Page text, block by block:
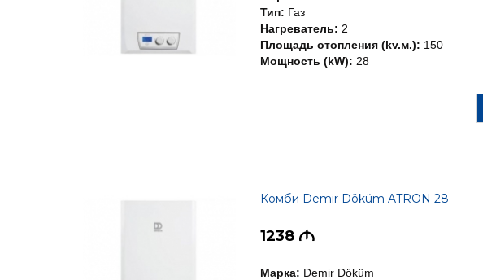
Тип: Газ
Нагреватель: 2
Площадь отопления (kv.м.): 150
Мощность (kW): 28
Комби Demir Döküm ATRON 28
1238 M
Марка: Demir Döküm